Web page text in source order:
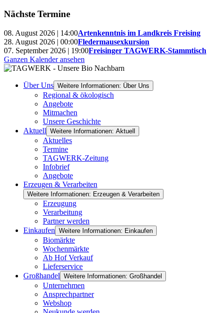
Nächste Termine
08. August 2026 | 14:00Artenkenntnis im Landkreis Freising
28. August 2026 | 00:00Fledermausexkursion
07. September 2026 | 19:00Freisinger TAGWERK-Stammtisch
Ganzen Kalender ansehen
Über Uns Weitere Informationen: Über Uns
Regional & ökologisch
Angebote
Mitmachen
Unsere Geschichte
Aktuell Weitere Informationen: Aktuell
Aktuelles
Termine
TAGWERK-Zeitung
Infobrief
Angebote
Erzeugen & Verarbeiten
Weitere Informationen: Erzeugen & Verarbeiten
Erzeugung
Verarbeitung
Partner werden
Einkaufen Weitere Informationen: Einkaufen
Biomärkte
Wochenmärkte
Ab Hof Verkauf
Lieferservice
Großhandel Weitere Informationen: Großhandel
Unternehmen
Ansprechpartner
Webshop